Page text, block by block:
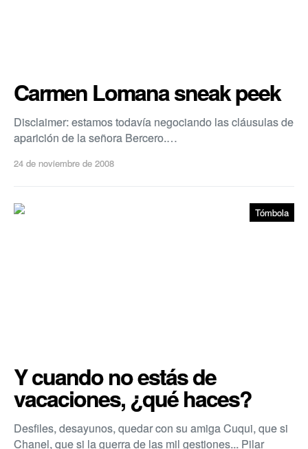
Carmen Lomana sneak peek
Disclaimer: estamos todaví­a negociando las cláusulas de
aparición de la señora Bercero.…
24 de noviembre de 2008
Tómbola
Y cuando no estás de
vacaciones, ¿qué haces?
Desfiles, desayunos, quedar con su amiga Cuqui, que si
Chanel, que si la guerra de las mil gestiones... Pilar